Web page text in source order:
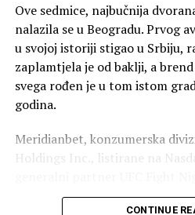
dodaje ona.
Krstović nije krila emocije zbog
istakavši da je to ostvarenje
“Ponosni smo, presrećni i
i šta je naš krajnji cilj. Napravili
korak, ali ostao je još jedan
posljednji korak”, poručila je
Ove sedmice, najbučnija
nalazila se u Beogradu. Prvog
u svojoj istoriji stigao u Srbiju,
zaplamtjela je od baklji, a
svega rođen je u tom istom
godina.
Meridianbet, konzumerska
Holdings Inc., listirane na
Rodrigeza. Savršena je slika da
CONTINUE